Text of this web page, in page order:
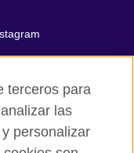
terceros para
las
personalizar